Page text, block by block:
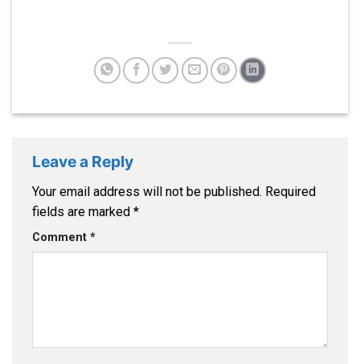
Leave a Reply
Your email address will not be published. Required
fields are marked *
Comment *